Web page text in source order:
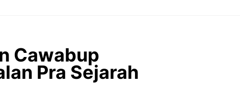
Cawabup
Pra Sejarah